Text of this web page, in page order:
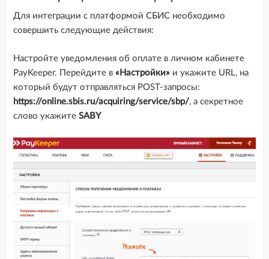
5CMS
AdvantShop
amoCRM
Diafan CMS
Drupal + Ubercart
Drupal 7 + Commerce
Drupal 8 + Commerce
Drupal 8,9,10 + Commerce
Ecwid
Для интеграции с платформой СБИС необходимо
совершить следующие действия:
Настройте уведомления об оплате в личном кабинете
PayKeeper. Перейдите в «Настройки» и укажите URL, на
который будут отправляться POST-запросы:
https://online.sbis.ru/acquiring/service/sbp/, а cекретное
слово укажите SABY